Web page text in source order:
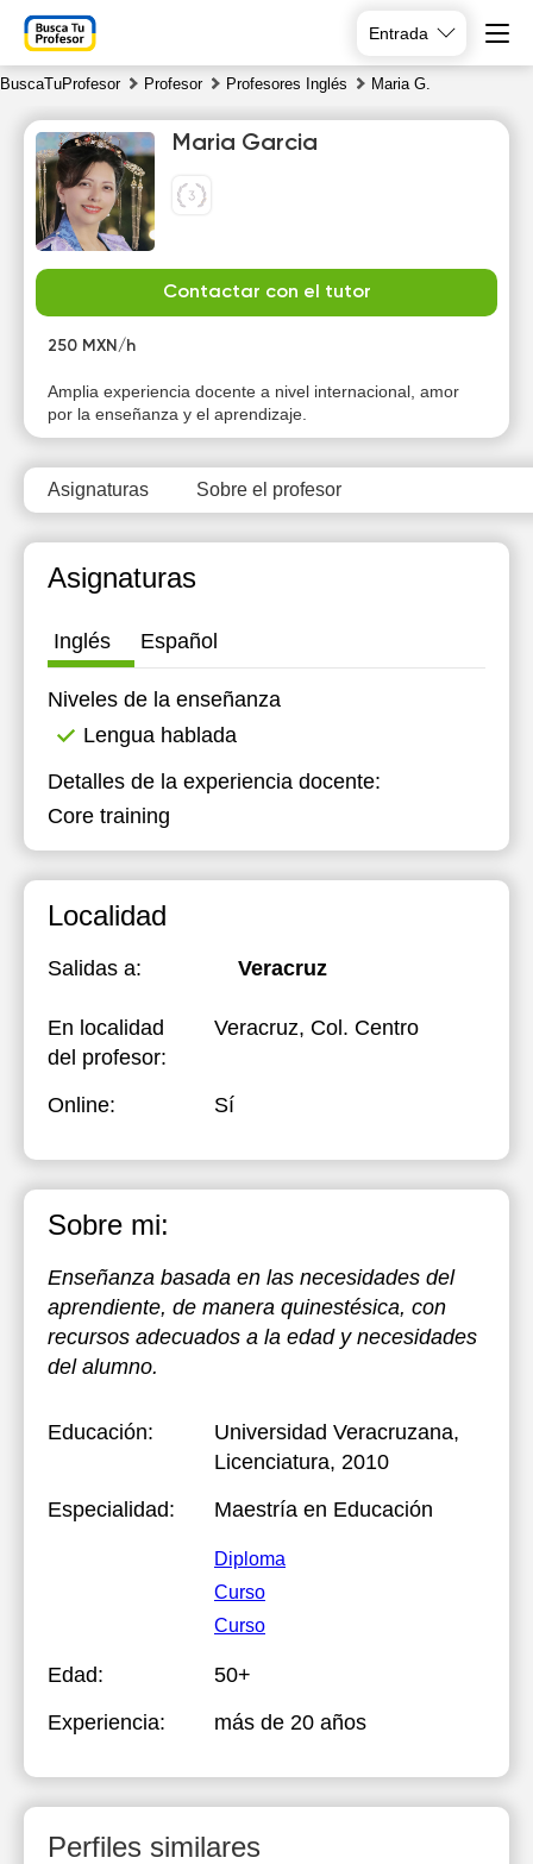
Entrada
BuscaTuProfesor Profesor Profesores Inglés Maria G.
Maria Garcia
Contactar con el tutor
250 MXN/h
Amplia experiencia docente a nivel internacional, amor
por la enseñanza y el aprendizaje.
Asignaturas Sobre el profesor
Asignaturas
Inglés Español
Niveles de la enseñanza
Lengua hablada
Detalles de la experiencia docente:
Core training
Localidad
Salidas a: Veracruz
En localidad
del profesor:
Veracruz, Col. Centro
Online: Sí
Sobre mi:
Enseñanza basada en las necesidades del
aprendiente, de manera quinestésica, con
recursos adecuados a la edad y necesidades
del alumno.
Educación: Universidad Veracruzana,
Licenciatura, 2010
Especialidad:
Maestría en Educación
Diploma
Curso
Curso
Edad:
50+
Experiencia:
más de 20 años
Perfiles similares
8
Su
9
Mo
10
11